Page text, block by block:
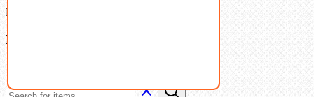
В корзине нет товаров.
Поиск